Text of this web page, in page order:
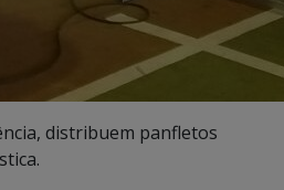
distribuem panfletos